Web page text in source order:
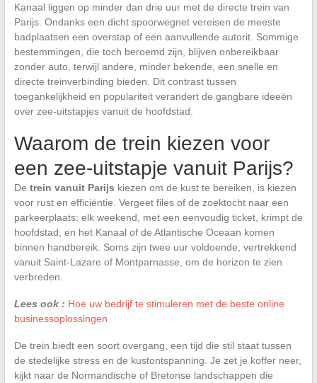
Kanaal liggen op minder dan drie uur met de directe trein van
Parijs. Ondanks een dicht spoorwegnet vereisen de meeste
badplaatsen een overstap of een aanvullende autorit. Sommige
bestemmingen, die toch beroemd zijn, blijven onbereikbaar
zonder auto, terwijl andere, minder bekende, een snelle en
directe treinverbinding bieden. Dit contrast tussen
toegankelijkheid en populariteit verandert de gangbare ideeën
over zee-uitstapjes vanuit de hoofdstad.
Waarom de trein kiezen voor
een zee-uitstapje vanuit Parijs?
De trein vanuit Parijs kiezen om de kust te bereiken, is kiezen
voor rust en efficiëntie. Vergeet files of de zoektocht naar een
parkeerplaats: elk weekend, met een eenvoudig ticket, krimpt de
hoofdstad, en het Kanaal of de Atlantische Oceaan komen
binnen handbereik. Soms zijn twee uur voldoende, vertrekkend
vanuit Saint-Lazare of Montparnasse, om de horizon te zien
verbreden.
Lees ook : Hoe uw bedrijf te stimuleren met de beste online
businessoplossingen
De trein biedt een soort overgang, een tijd die stil staat tussen
de stedelijke stress en de kustontspanning. Je zet je koffer neer,
kijkt naar de Normandische of Bretonse landschappen die